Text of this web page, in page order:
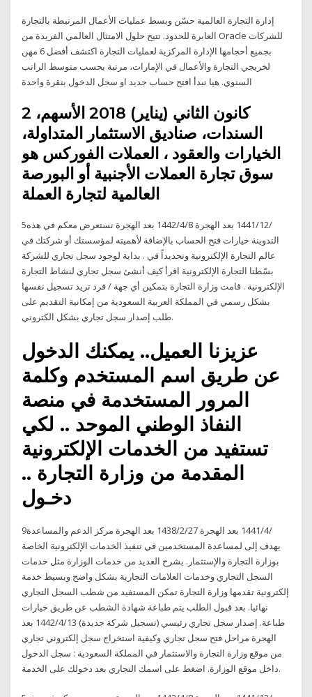
إدارة التجارة العالمية حسّن وبسط عمليات الأعمال المرتبطة بالتجارة
العابرة للحدود. تتيح حلول الامتثال العالمي الفريدة من Oracle للشركات
بجميع أحجامها الإدارة المركزية لعمليات التجارة اكتشف أفضل 6 مهن
لخريجي التجارة والأعمال في الإمارات، مرتبة بحسب متوسط الراتب
السنوي. هيا نبدأ افتح حساب جديد او سجل الدخول بنقرة واحدة
2 كانون الثاني (يناير) 2018 الأسهم،
السندات، صناديق الاستثمار المتداولة،
الخيارات والعقود ، العملات الفوركس هو
سوق تجارة العملات الأجنبية أو البورصة
5‏‏/12‏‏/1441 بعد الهجرة 8‏‏/4‏‏/1442 بعد الهجرة نستعرض معكم في هذه
التدوينة خيارات فتح الحساب بالإضافة لأهميته لمؤسستك أو شركتك في
عالم التجارة الإلكترونية وتحديداً في . بداية لوجود سجل تجاري للشركة
بسّطنا التجارة الإلكترونية اقرأ كيف أنشئ سجل تجاري لنشاط التجارة
الإلكترونية . قامت وزارة التجارة بتمكين أي جهة / فرد تريد تسجيل نفسها
بشكل رسمي في المملكة العربية السعودية من إمكانية التقديم على
طلب إصدار سجل تجاري بشكل الكتروني.
عزيزنا العميل.. يمكنك الدخول
عن طريق اسم المستخدم وكلمة
المرور المستخدمة في منصة
النفاذ الوطني الموحد .. لكي
تستفيد من الخدمات الإلكترونية
المقدمة من وزارة التجارة ..
دخـول
9‏‏/4‏‏/1441 بعد الهجرة 27‏‏/2‏‏/1438 بعد الهجرة مركز الدعم والمساعدة
يهدف إلى لمساعدة المستخدمين في تنفيذ الخدمات الإلكترونية الخاصة
بوزارة التجارة والإستثمار. يشرح العديد من خدمات الوزارة مثل خدمات
السجل التجاري وخدمات العلامات التجارية بشكل واضح وبسيط خدمة
إلكترونية تقدمها وزارة التجارة تمكن المستفيد من شطب السجل التجاري
نهائيا. بعد قبول الطلب يتم طباعة شهادة الشطب عن طريق خيارات
طباعة. إصدار سجل تجاري رئيسي (تسجيل شركة جديدة) 13‏‏/4‏‏/1442 بعد
الهجرة مراحل فتح سجل تجاري وكيفية استخراج سجل إلكتروني تجاري
من موقع وزارة التجارة والاستثمار في المملكة السعودية : سجل الدخول
داخل موقع الوزارة. اضغط على اسمك التجاري بعد دخولك على الخدمة.